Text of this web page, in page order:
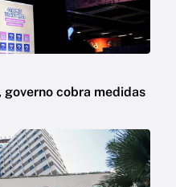
governo cobra medidas